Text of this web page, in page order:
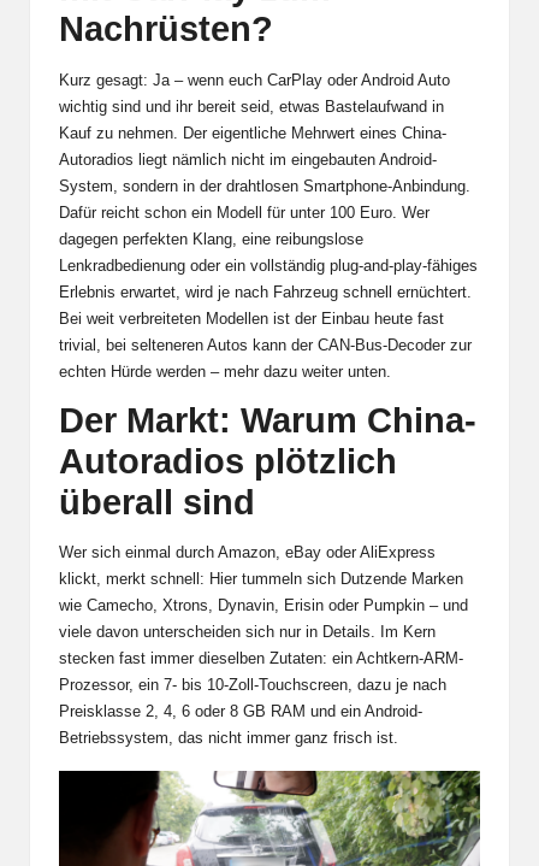
Nachrüsten?
Kurz gesagt: Ja – wenn euch CarPlay oder Android Auto
wichtig sind und ihr bereit seid, etwas Bastelaufwand in
Kauf zu nehmen. Der eigentliche Mehrwert eines China-
Autoradios liegt nämlich nicht im eingebauten Android-
System, sondern in der drahtlosen Smartphone-Anbindung.
Dafür reicht schon ein Modell für unter 100 Euro. Wer
dagegen perfekten Klang, eine reibungslose
Lenkradbedienung oder ein vollständig plug-and-play-fähiges
Erlebnis erwartet, wird je nach Fahrzeug schnell ernüchtert.
Bei weit verbreiteten Modellen ist der Einbau heute fast
trivial, bei selteneren Autos kann der CAN-Bus-Decoder zur
echten Hürde werden – mehr dazu weiter unten.
Der Markt: Warum China-
Autoradios plötzlich
überall sind
Wer sich einmal durch Amazon, eBay oder AliExpress
klickt, merkt schnell: Hier tummeln sich Dutzende Marken
wie Camecho, Xtrons, Dynavin, Erisin oder Pumpkin – und
viele davon unterscheiden sich nur in Details. Im Kern
stecken fast immer dieselben Zutaten: ein Achtkern-ARM-
Prozessor, ein 7- bis 10-Zoll-Touchscreen, dazu je nach
Preisklasse 2, 4, 6 oder 8 GB RAM und ein Android-
Betriebssystem, das nicht immer ganz frisch ist.